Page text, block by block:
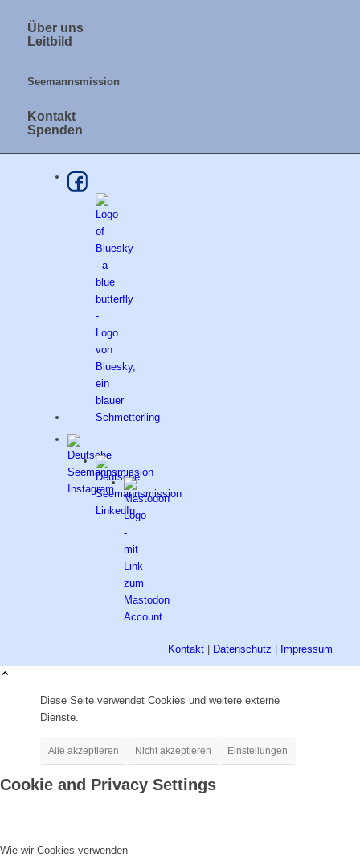
Über uns
Leitbild
Seemannsmission
Kontakt
Spenden
Kontakt | Datenschutz | Impressum
Diese Seite verwendet Cookies und weitere externe
Dienste.
Alle akzeptieren Nicht akzeptieren Einstellungen
Cookie and Privacy Settings
Wie wir Cookies verwenden